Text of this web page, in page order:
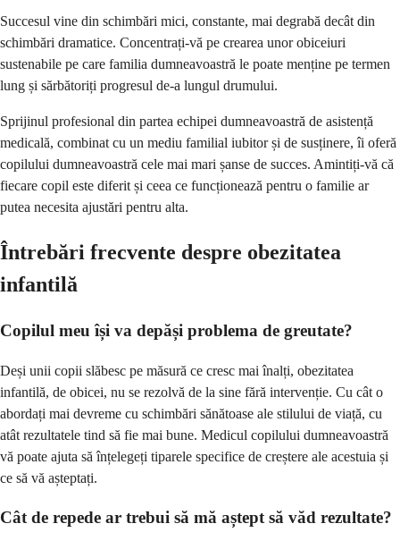
Succesul vine din schimbări mici, constante, mai degrabă decât din
schimbări dramatice. Concentrați-vă pe crearea unor obiceiuri
sustenabile pe care familia dumneavoastră le poate menține pe termen
lung și sărbătoriți progresul de-a lungul drumului.
Sprijinul profesional din partea echipei dumneavoastră de asistență
medicală, combinat cu un mediu familial iubitor și de susținere, îi oferă
copilului dumneavoastră cele mai mari șanse de succes. Amintiți-vă că
fiecare copil este diferit și ceea ce funcționează pentru o familie ar
putea necesita ajustări pentru alta.
Întrebări frecvente despre obezitatea
infantilă
Copilul meu își va depăși problema de greutate?
Deși unii copii slăbesc pe măsură ce cresc mai înalți, obezitatea
infantilă, de obicei, nu se rezolvă de la sine fără intervenție. Cu cât o
abordați mai devreme cu schimbări sănătoase ale stilului de viață, cu
atât rezultatele tind să fie mai bune. Medicul copilului dumneavoastră
vă poate ajuta să înțelegeți tiparele specifice de creștere ale acestuia și
ce să vă așteptați.
Cât de repede ar trebui să mă aștept să văd rezultate?